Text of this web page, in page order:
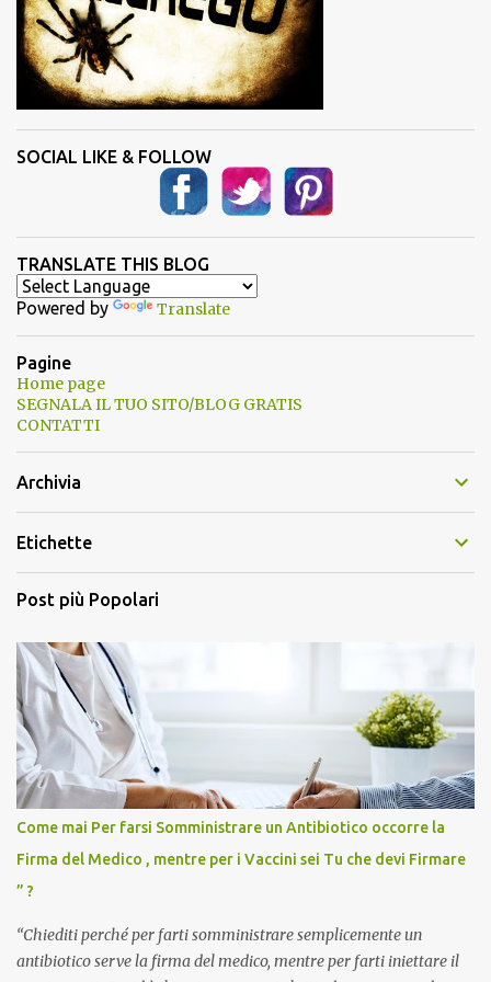
SOCIAL LIKE & FOLLOW
TRANSLATE THIS BLOG
Powered by Translate
Pagine
Home page
SEGNALA IL TUO SITO/BLOG GRATIS
CONTATTI
Archivia
Etichette
Post più Popolari
Come mai Per farsi Somministrare un Antibiotico occorre la
Firma del Medico , mentre per i Vaccini sei Tu che devi Firmare
” ?
“Chiediti perché per farti somministrare semplicemente un
antibiotico serve la firma del medico, mentre per farti iniettare il